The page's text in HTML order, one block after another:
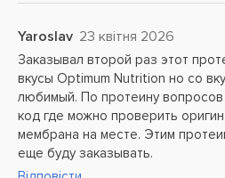
Yaroslav 23 квітня 2026
Заказывал второй раз этот
вкусы Optimum Nutrition но со
любимый. По протеину
код где можно проверить
мембрана на месте. Этим
еще буду заказывать.